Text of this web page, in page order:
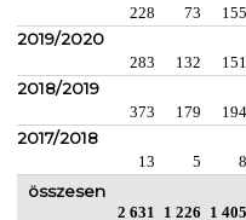
228 73 155
2019/2020
283 132 151
2018/2019
373 179 194
2017/2018
13 5 8
összesen
2 631 1 226 1 405